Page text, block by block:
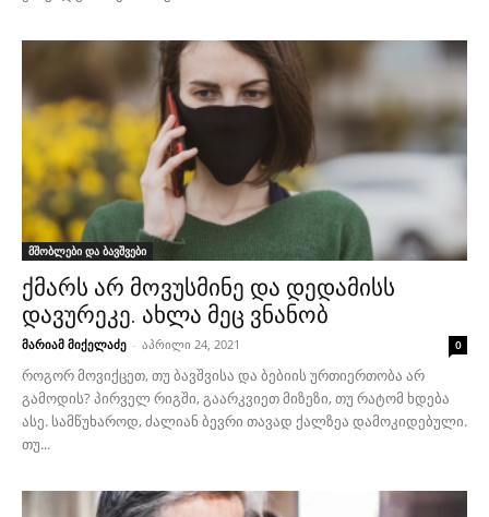
მშობლები და ბავშვები
ქმარს არ მოვუსმინე და დედამისს
დავურეკე. ახლა მეც ვნანობ
მარიამ მიქელაძე - აპრილი 24, 2021 0
როგორ მოვიქცეთ, თუ ბავშვისა და ბებიის ურთიერთობა არ
გამოდის? პირველ რიგში, გაარკვიეთ მიზეზი, თუ რატომ ხდება
ასე. სამწუხაროდ, ძალიან ბევრი თავად ქალზეა დამოკიდებული.
თუ...